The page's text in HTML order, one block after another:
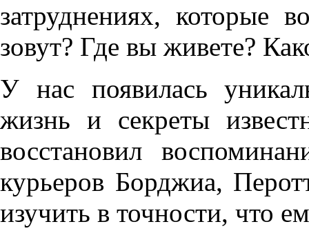
затруднениях, которые
зовут? Где вы живете?
У нас появилась
жизнь и секреты
восстановил
курьеров Борджиа,
изучить в точности, что